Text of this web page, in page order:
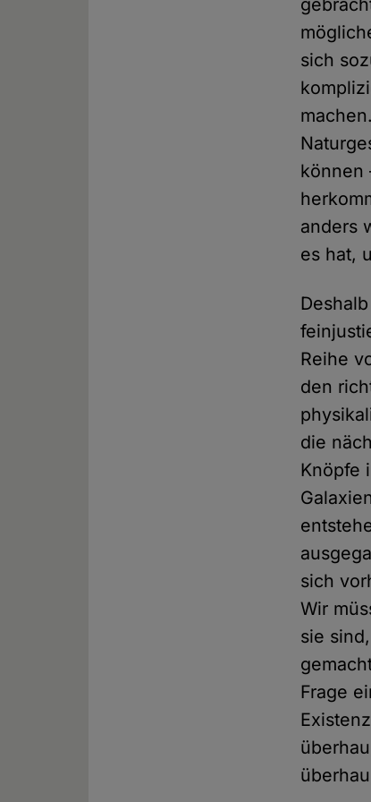
sich
können
anders
es hat,
Reihe
den
die
Knöpfe
sich
Wir
sie
Frage